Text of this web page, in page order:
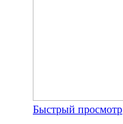
Быстрый просмотр